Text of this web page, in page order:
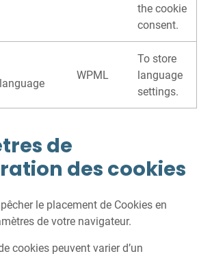
the cookie
consent.
WPML
To store
language
settings.
de
des cookies
le placement de Cookies en
de votre navigateur.
cookies peuvent varier d’un